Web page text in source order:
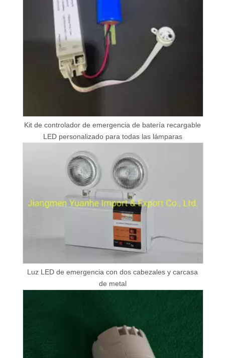
Kit de controlador de emergencia de batería recargable
LED personalizado para todas las lámparas
Luz LED de emergencia con dos cabezales y carcasa
de metal